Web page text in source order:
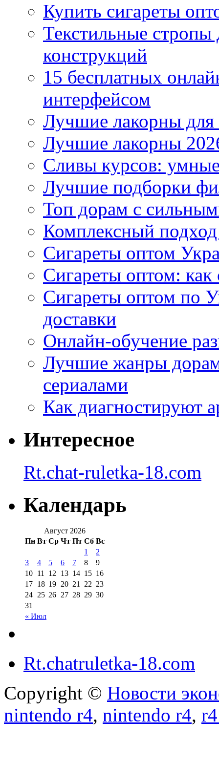
Купить сигареты
Текстильные
конструкций
15 бесплатных
интерфейсом
Лучшие лакорны для
Лучшие лакорны
Сливы курсов:
Лучшие подборки
Топ дорам с
Комплексный
Сигареты оптом
Сигареты оптом: как
Сигареты оптом по
доставки
Онлайн-обучение
Лучшие жанры дорам
сериалами
Как диагностируют
Интересное
Rt.chat-ruletka-18.com
Календарь
Август 2026
Пн Вт Ср Чт Пт Сб Вс
« Июл
1
2
3
4 5 6 7 8
9
10 11 12 13 14 15 16
17 18 19 20 21 22 23
24 25 26 27 28 29 30
31
Rt.chatruletka-18.com
Copyright © Новости
nintendo r4, nintendo r4,